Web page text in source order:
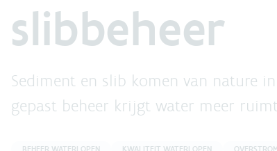
slibbeheer
Sediment en slib komen van nature
gepast beheer krijgt water meer
BEHEER WATERLOPEN KWALITEIT WATERLOPEN